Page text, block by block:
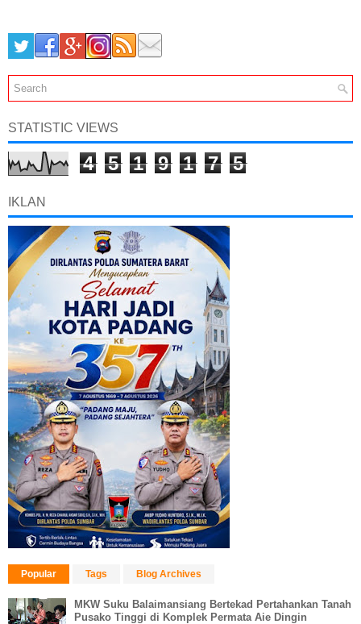
STATISTIC VIEWS
4 5 1 9 1 7 5
IKLAN
Popular Tags Blog Archives
MKW Suku Balaimansiang Bertekad Pertahankan Tanah
Pusako Tinggi di Komplek Permata Aie Dingin